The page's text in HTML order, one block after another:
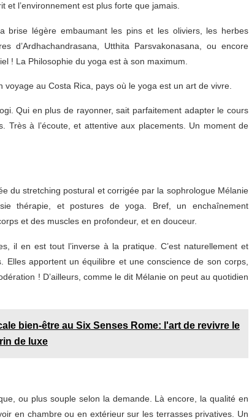
et l’environnement est plus forte que jamais.
brise légère embaumant les pins et les oliviers, les herbes
d’Ardhachandrasana, Utthita Parsvakonasana, ou encore
! La Philosophie du yoga est à son maximum.
voyage au Costa Rica, pays où le yoga est un art de vivre.
Qui en plus de rayonner, sait parfaitement adapter le cours
Très à l’écoute, et attentive aux placements. Un moment de
du stretching postural et corrigée par la sophrologue Mélanie
thérapie, et postures de yoga. Bref, un enchaînement
et des muscles en profondeur, et en douceur.
il en est tout l’inverse à la pratique. C’est naturellement et
Elles apportent un équilibre et une conscience de son corps,
! D’ailleurs, comme le dit Mélanie on peut au quotidien
bien-être au Six Senses Rome: l'art de revivre le
de luxe
ou plus souple selon la demande. Là encore, la qualité en
en chambre ou en extérieur sur les terrasses privatives. Un